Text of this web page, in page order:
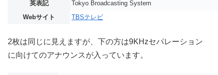
英表記
Tokyo Broadcasting System
Webサイト
TBSテレビ
2枚は同じに見えますが、下の方は9KHzセパレーション
に向けてのアナウンスが入っています。